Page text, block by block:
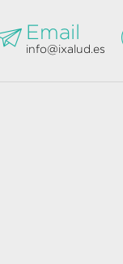
Email
info@ixalud.es